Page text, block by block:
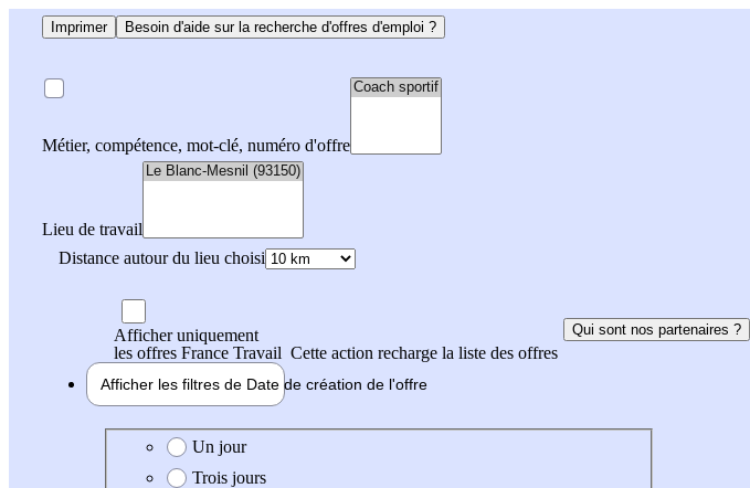
Imprimer Besoin d'aide sur la recherche d'offres d'emploi ?
Métier, compétence, mot-clé, numéro d'offre
Lieu de travail
Distance autour du lieu choisi
Afficher uniquement
les offres France Travail Cette action recharge la liste des offres
Qui sont nos partenaires ?
Afficher les filtres de Date de création de l'offre
Date de création de l'offre
Un jour
Trois jours